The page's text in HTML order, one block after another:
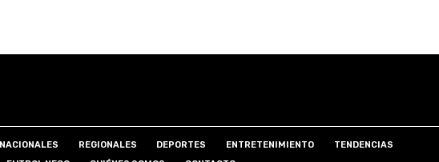
NACIONALES REGIONALES DEPORTES ENTRETENIMIENTO
TENDENCIAS